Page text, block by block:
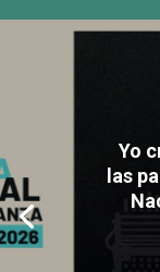
Yo
las